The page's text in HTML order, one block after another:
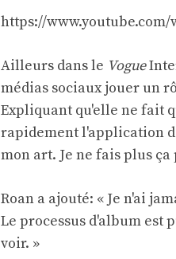
https://
Ailleurs dans le Vogue
médias sociaux jouer un
Expliquant qu'elle ne fait
rapidement l'application
mon art. Je ne fais plus ça
Roan a ajouté: « Je n'ai
Le processus d'album est
voir. »